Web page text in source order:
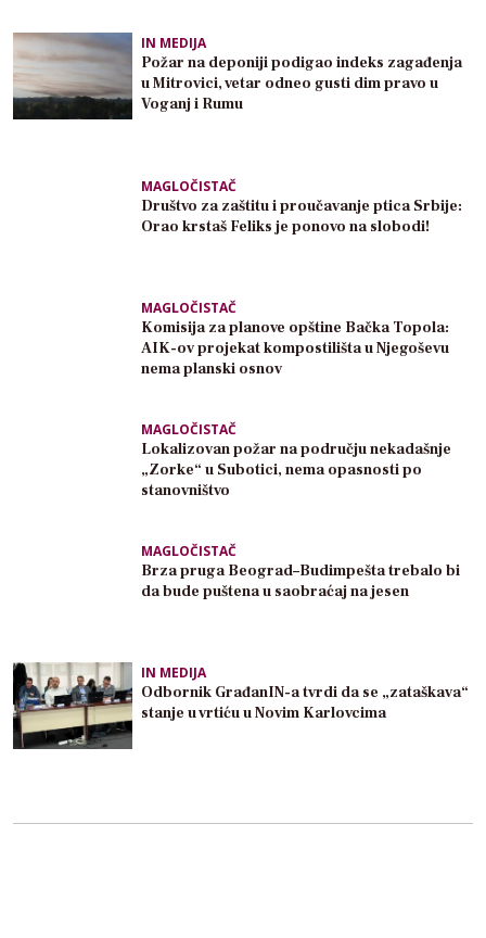
IN MEDIJA
Požar na deponiji podigao indeks zagađenja
u Mitrovici, vetar odneo gusti dim pravo u
Voganj i Rumu
MAGLOČISTAČ
Društvo za zaštitu i proučavanje ptica Srbije:
Orao krstaš Feliks je ponovo na slobodi!
MAGLOČISTAČ
Komisija za planove opštine Bačka Topola:
AIK-ov projekat kompostilišta u Njegoševu
nema planski osnov
MAGLOČISTAČ
Lokalizovan požar na području nekadašnje
„Zorke“ u Subotici, nema opasnosti po
stanovništvo
MAGLOČISTAČ
Brza pruga Beograd–Budimpešta trebalo bi
da bude puštena u saobraćaj na jesen
IN MEDIJA
Odbornik GrađanIN-a tvrdi da se „zataškava“
stanje u vrtiću u Novim Karlovcima